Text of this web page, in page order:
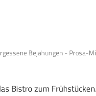
Bejahungen - Prosa-
Bistro zum